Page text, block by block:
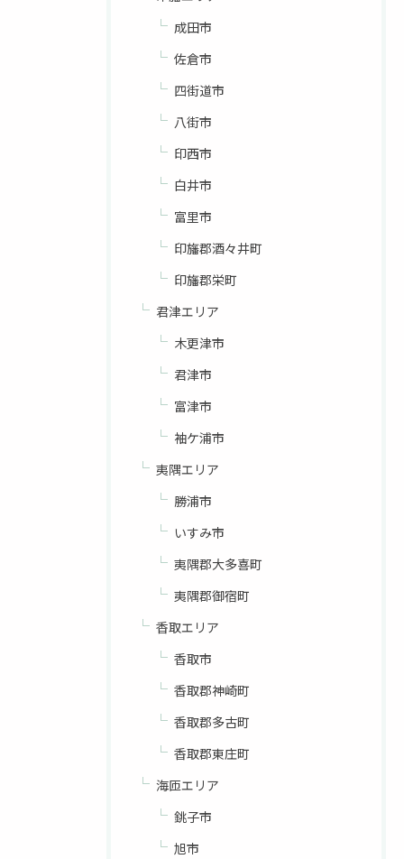
成田市
佐倉市
四街道市
八街市
印西市
白井市
富里市
印旛郡酒々井町
印旛郡栄町
君津エリア
木更津市
君津市
富津市
袖ケ浦市
夷隅エリア
勝浦市
いすみ市
夷隅郡大多喜町
夷隅郡御宿町
香取エリア
香取市
香取郡神崎町
香取郡多古町
香取郡東庄町
海匝エリア
銚子市
旭市